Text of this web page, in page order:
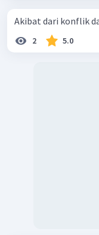
Akibat dari konflik
2 5.0